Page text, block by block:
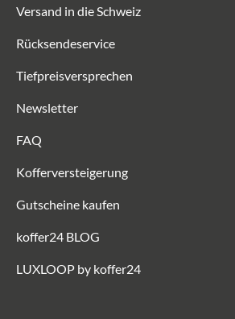
Versand in die Schweiz
Rücksendeservice
Tiefpreisversprechen
Newsletter
FAQ
Kofferversteigerung
Gutscheine kaufen
koffer24 BLOG
LUXLOOP by koffer24